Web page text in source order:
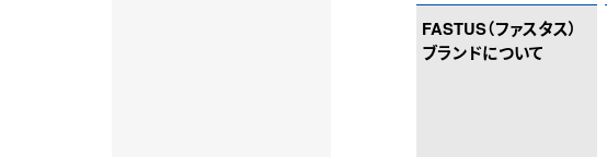
FASTUS（ファスタス）
ブランドについて